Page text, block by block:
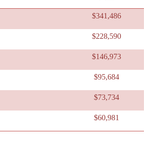
$341,486
$228,590
$146,973
$95,684
$73,734
$60,981